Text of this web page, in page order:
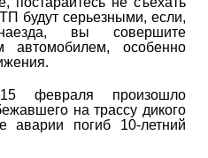
будут серьезными, если,
вы совершите
автомобилем, особенно
февраля произошло
на трассу дикого
аварии погиб 10-летний